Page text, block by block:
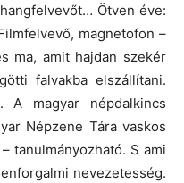
Ötven éve:
magnetofon –
ma, amit hajdan szekér
falvakba elszállítani.
A magyar népdalkincs
Népzene Tára vaskos
tanulmányozható. S ami
nevezetesség.